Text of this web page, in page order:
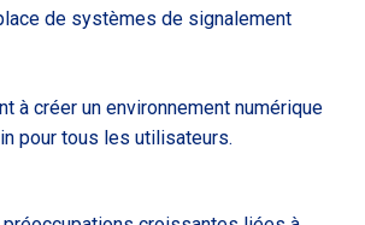
de systèmes de signalement
à créer un environnement numérique
pour tous les utilisateurs.